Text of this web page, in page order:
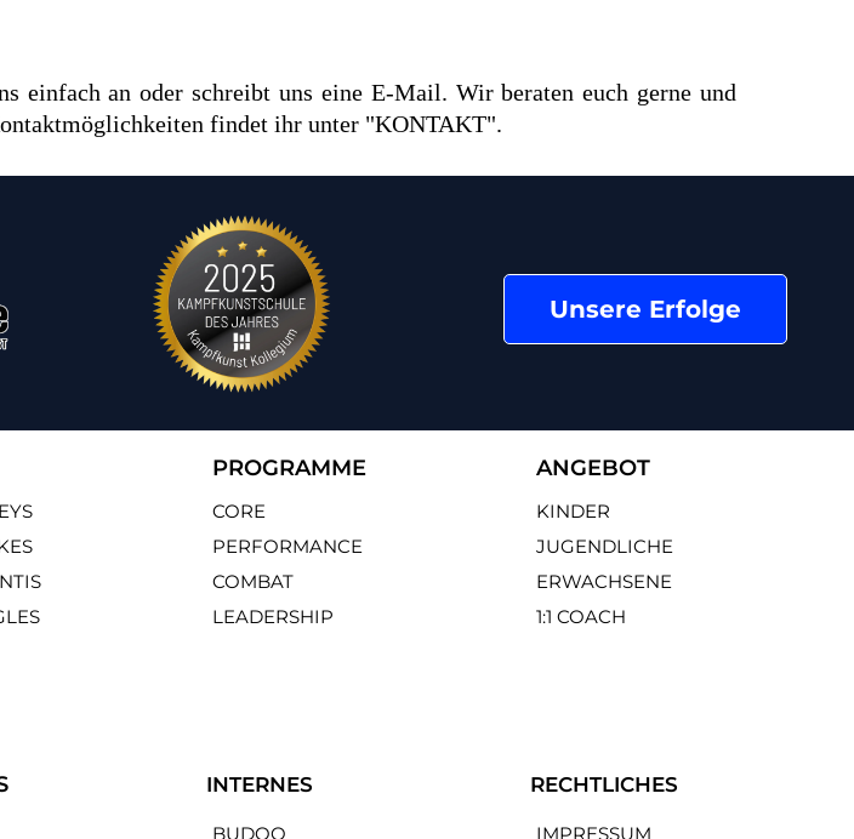
einfach an oder schreibt uns eine E‑Mail. Wir beraten euch gerne und
findet ihr unter "KONTAKT".
Unsere Erfolge
PROGRAMME
CORE
PERFORMANCE
COMBAT
LEADERSHIP
ANGEBOT
KINDER
JUGENDLICHE
ERWACHSENE
1:1 COACH
INTERNES
BUDOO
RECHTLICHES
IMPRESSUM